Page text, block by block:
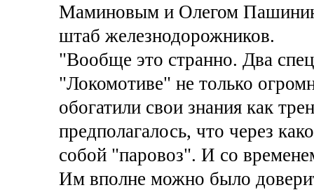
Маминовым и Олегом
штаб железнодорожников.
"Вообще это странно. Два
"Локомотиве" не только
обогатили свои знания как
предполагалось, что через
собой "паровоз". И со
Им вполне можно было